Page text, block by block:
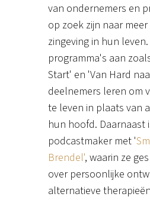
van ondernemers en
op zoek zijn naar
zingeving in hun
programma's aan
Start' en 'Van Hard
deelnemers leren om
te leven in plaats van
hun hoofd. Daarnaast
podcastmaker met '
Brendel', waarin ze
over persoonlijke
alternatieve